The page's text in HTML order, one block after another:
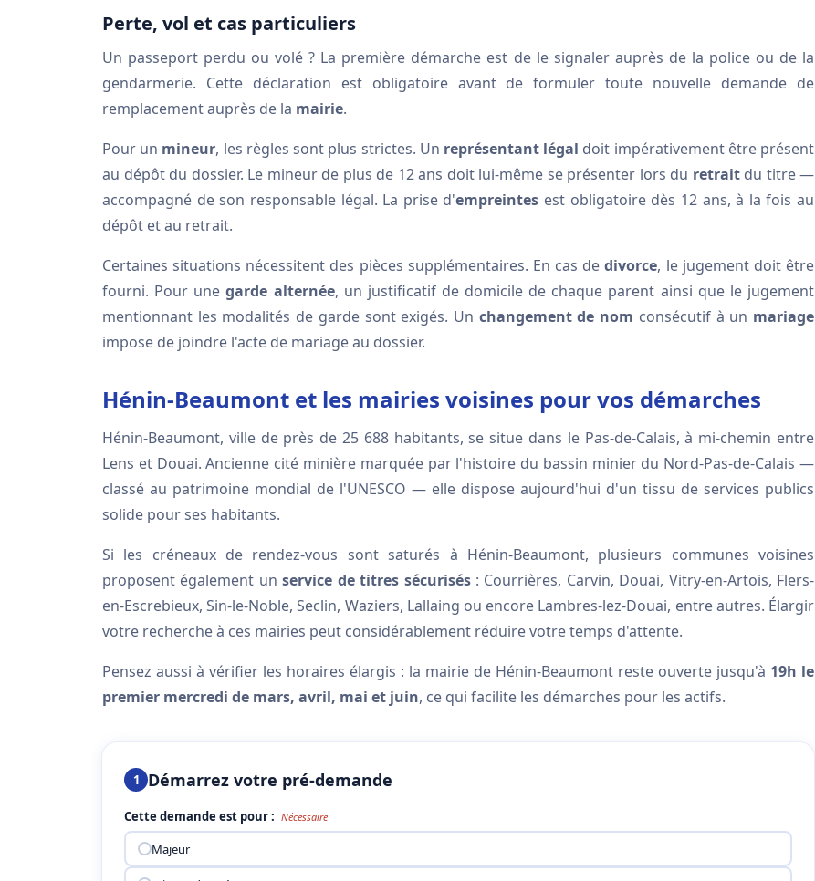
Perte, vol et cas particuliers
Un passeport perdu ou volé ? La première démarche est de le signaler auprès de la police ou de la
gendarmerie. Cette déclaration est obligatoire avant de formuler toute nouvelle demande de
remplacement auprès de la mairie.
Pour un mineur, les règles sont plus strictes. Un représentant légal doit impérativement être présent
au dépôt du dossier. Le mineur de plus de 12 ans doit lui-même se présenter lors du retraitdu titre —
accompagné de son responsable légal. La prise d'empreintes est obligatoire dès 12 ans, à la fois au
dépôt et au retrait.
Certaines situations nécessitent des pièces supplémentaires. En cas dedivorce, le jugement doit être
fourni. Pour unegarde alternée, un justificatif de domicile de chaque parent ainsi que le jugement
mentionnant les modalités de garde sont exigés. Un changement de nom consécutif à un mariage
impose de joindre l'acte de mariage au dossier.
Hénin-Beaumont et les mairies voisines pour vos démarches
Hénin-Beaumont, ville de près de 25 688 habitants, se situe dans le Pas-de-Calais, à mi-chemin entre
Lens et Douai. Ancienne cité minière marquée par l'histoire du bassin minier du Nord-Pas-de-Calais —
classé au patrimoine mondial de l'UNESCO — elle dispose aujourd'hui d'un tissu de services publics
solide pour ses habitants.
Si les créneaux de rendez-vous sont saturés à Hénin-Beaumont, plusieurs communes voisines
proposent également unservice de titres sécurisés: Courrières, Carvin, Douai, Vitry-en-Artois, Flers-
en-Escrebieux, Sin-le-Noble, Seclin, Waziers, Lallaing ou encore Lambres-lez-Douai, entre autres. Élargir
votre recherche à ces mairies peut considérablement réduire votre temps d'attente.
Pensez aussi à vérifier les horaires élargis : la mairie de Hénin-Beaumont reste ouverte jusqu'à 19h le
premier mercredi de mars, avril, mai et juin, ce qui facilite les démarches pour les actifs.
1 Démarrez votre pré-demande
Cette demande est pour : Nécessaire
Majeur